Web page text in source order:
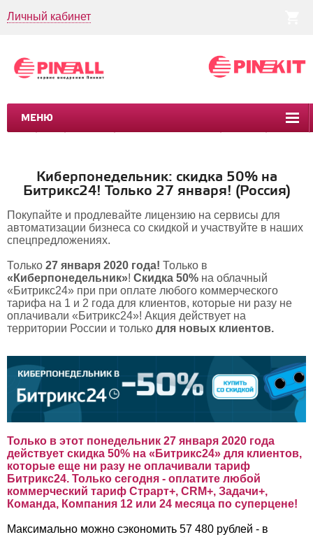
Личный кабинет
МЕНЮ
CRM CMS КЕЙСЫ
Киберпонедельник: скидка 50% на
Битрикс24! Только 27 января! (Россия)
Покупайте и продлевайте лицензию на сервисы для
автоматизации бизнеса со скидкой и участвуйте в наших
спецпредложениях.
Только 27 января 2020 года! Только в
«Киберпонедельник»! Скидка 50% на облачный
«Битрикс24» при при оплате любого коммерческого
тарифа на 1 и 2 года для клиентов, которые ни разу не
оплачивали «Битрикс24»! Акция действует на
территории России и только для новых клиентов.
Только в этот понедельник 27 января 2020 года
действует скидка 50% на «Битрикс24» для клиентов,
которые еще ни разу не оплачивали тариф
Битрикс24. Только сегодня - оплатите любой
коммерческий тариф Страрт+, CRM+, Задачи+,
Команда, Компания 12 или 24 месяца по суперцене!
Максимально можно сэкономить 57 480 рублей - в